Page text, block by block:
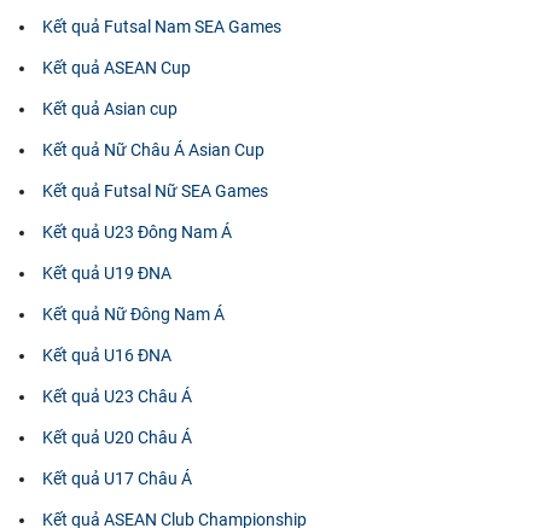
Kết quả Futsal Nam SEA Games
Kết quả ASEAN Cup
Kết quả Asian cup
Kết quả Nữ Châu Á Asian Cup
Kết quả Futsal Nữ SEA Games
Kết quả U23 Đông Nam Á
Kết quả U19 ĐNA
Kết quả Nữ Đông Nam Á
Kết quả U16 ĐNA
Kết quả U23 Châu Á
Kết quả U20 Châu Á
Kết quả U17 Châu Á
Kết quả ASEAN Club Championship